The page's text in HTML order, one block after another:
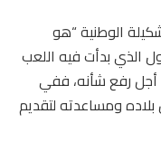
الوطنية “هو
الذي بدأت فيه اللعب
رفع شأنه، ففي
ومساعدته لتقديم